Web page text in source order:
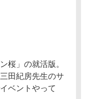
桜」の就活版。
田紀房先生のサ
ベントやって